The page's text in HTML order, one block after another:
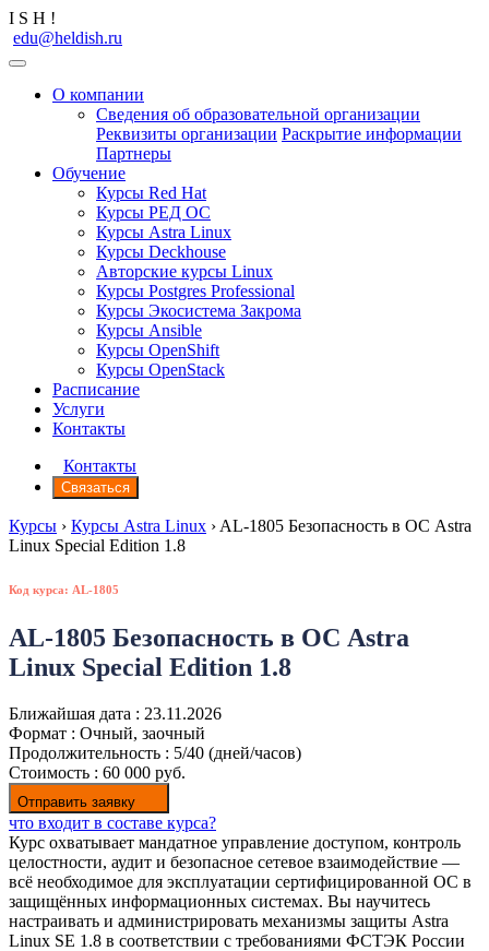
I S H !
edu@heldish.ru
О компании
Сведения об образовательной организации
Реквизиты организации Раскрытие информации
Партнеры
Обучение
Курсы Red Hat
Курсы РЕД ОС
Курсы Astra Linux
Курсы Deckhouse
Авторские курсы Linux
Курсы Postgres Professional
Курсы Экосистема Закрома
Курсы Ansible
Курсы OpenShift
Курсы OpenStack
Расписание
Услуги
Контакты
Контакты
Связаться
Курсы › Курсы Astra Linux › AL-1805 Безопасность в ОС Astra
Linux Special Edition 1.8
Код курса: AL-1805
AL-1805 Безопасность в ОС Astra
Linux Special Edition 1.8
Ближайшая дата : 23.11.2026
Формат : Очный, заочный
Продолжительность : 5/40 (дней/часов)
Стоимость : 60 000 руб.
Отправить заявку
что входит в составе курса?
Курс охватывает мандатное управление доступом, контроль
целостности, аудит и безопасное сетевое взаимодействие —
всё необходимое для эксплуатации сертифицированной ОС в
защищённых информационных системах. Вы научитесь
настраивать и администрировать механизмы защиты Astra
Linux SЕ 1.8 в соответствии с требованиями ФСТЭК России